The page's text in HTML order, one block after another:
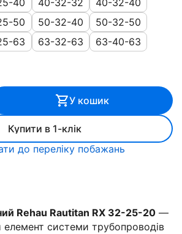
50 50-32-40
50-32-50
63 63-32-63
63-40-63
У кошик
Купити в 1-клік
до переліку побажань
Rehau Rautitan RX 32-25-20 —
елемент системи трубопроводів